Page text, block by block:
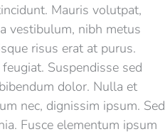
Mauris volutpat,
vestibulum, nibh metus
risus erat at purus.
Suspendisse sed
dolor. Nulla et
nec, dignissim ipsum. Sed
Fusce elementum ipsum